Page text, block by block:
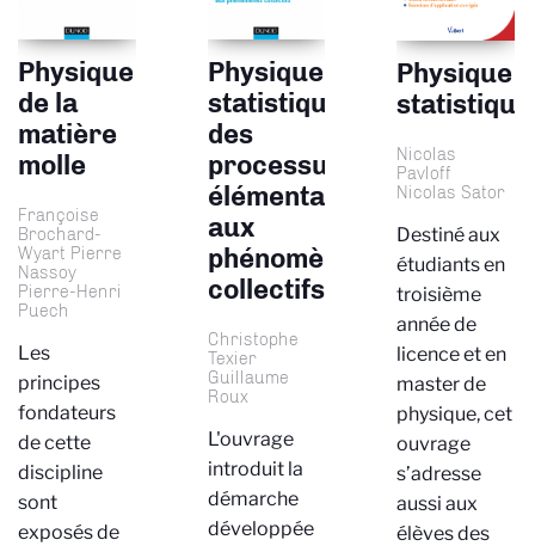
Physique
de la
matière
molle
Françoise
Brochard-
Wyart Pierre
Nassoy
Pierre-Henri
Puech
Les
principes
fondateurs
de cette
discipline
sont
exposés de
Physique
statistique,
des
processus
élémentaires
aux
phénomènes
collectifs
Christophe
Texier
Guillaume
Roux
L'ouvrage
introduit la
démarche
développée
Physique
statistique
Nicolas
Pavloff
Nicolas Sator
Destiné aux
étudiants en
troisième
année de
licence et en
master de
physique, cet
ouvrage
s’adresse
aussi aux
élèves des